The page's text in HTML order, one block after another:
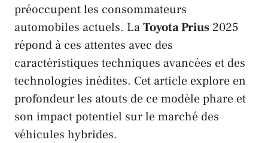
préoccupent les consommateurs
automobiles actuels. LaToyota Prius 2025
répond à ces attentes avec des
caractéristiques techniques avancées et des
technologies inédites. Cet article explore en
profondeur les atouts de ce modèle phare et
son impact potentiel sur le marché des
véhicules hybrides.